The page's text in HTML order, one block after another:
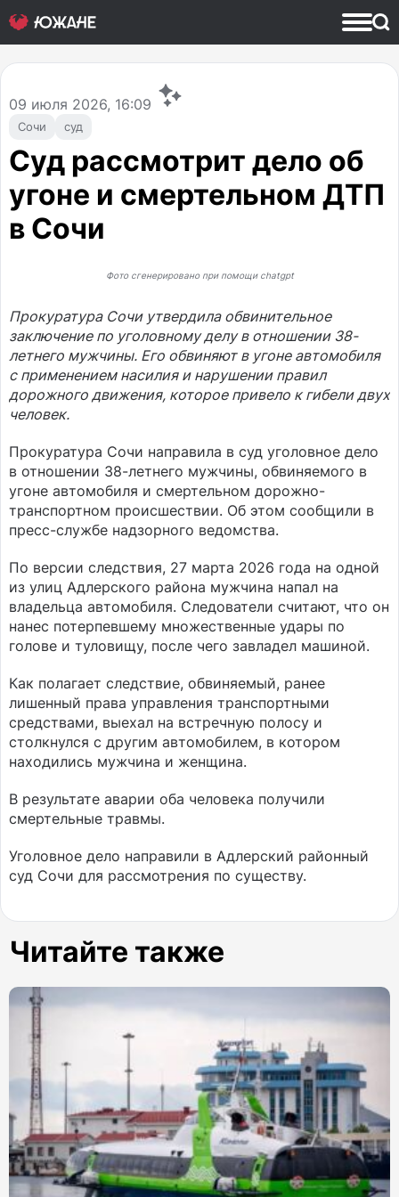
Сочи суд
09 июля 2026, 16:09
Суд рассмотрит дело об
угоне и смертельном ДТП
в Сочи
Фото сгенерировано при помощи chatgpt
Прокуратура Сочи утвердила обвинительное
заключение по уголовному делу в отношении 38-
летнего мужчины. Его обвиняют в угоне автомобиля
с применением насилия и нарушении правил
дорожного движения, которое привело к гибели двух
человек.
Прокуратура Сочи направила в суд уголовное дело
в отношении 38-летнего мужчины, обвиняемого в
угоне автомобиля и смертельном дорожно-
транспортном происшествии. Об этом сообщили в
пресс-службе надзорного ведомства.
По версии следствия, 27 марта 2026 года на одной
из улиц Адлерского района мужчина напал на
владельца автомобиля. Следователи считают, что он
нанес потерпевшему множественные удары по
голове и туловищу, после чего завладел машиной.
Как полагает следствие, обвиняемый, ранее
лишенный права управления транспортными
средствами, выехал на встречную полосу и
столкнулся с другим автомобилем, в котором
находились мужчина и женщина.
В результате аварии оба человека получили
смертельные травмы.
Уголовное дело направили в Адлерский районный
суд Сочи для рассмотрения по существу.
Читайте также